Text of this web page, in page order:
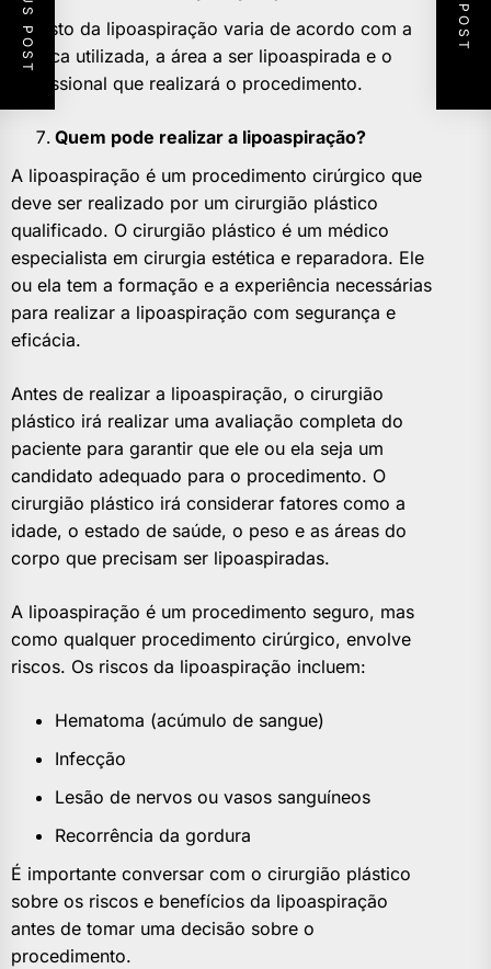
O custo da lipoaspiração varia de acordo com a
técnica utilizada, a área a ser lipoaspirada e o
profissional que realizará o procedimento.
Quem pode realizar a lipoaspiração?
A lipoaspiração é um procedimento cirúrgico que
deve ser realizado por um cirurgião plástico
qualificado. O cirurgião plástico é um médico
especialista em cirurgia estética e reparadora. Ele
ou ela tem a formação e a experiência necessárias
para realizar a lipoaspiração com segurança e
eficácia.
Antes de realizar a lipoaspiração, o cirurgião
plástico irá realizar uma avaliação completa do
paciente para garantir que ele ou ela seja um
candidato adequado para o procedimento. O
cirurgião plástico irá considerar fatores como a
idade, o estado de saúde, o peso e as áreas do
corpo que precisam ser lipoaspiradas.
A lipoaspiração é um procedimento seguro, mas
como qualquer procedimento cirúrgico, envolve
riscos. Os riscos da lipoaspiração incluem:
Hematoma (acúmulo de sangue)
Infecção
Lesão de nervos ou vasos sanguíneos
Recorrência da gordura
É importante conversar com o cirurgião plástico
sobre os riscos e benefícios da lipoaspiração
antes de tomar uma decisão sobre o
procedimento.